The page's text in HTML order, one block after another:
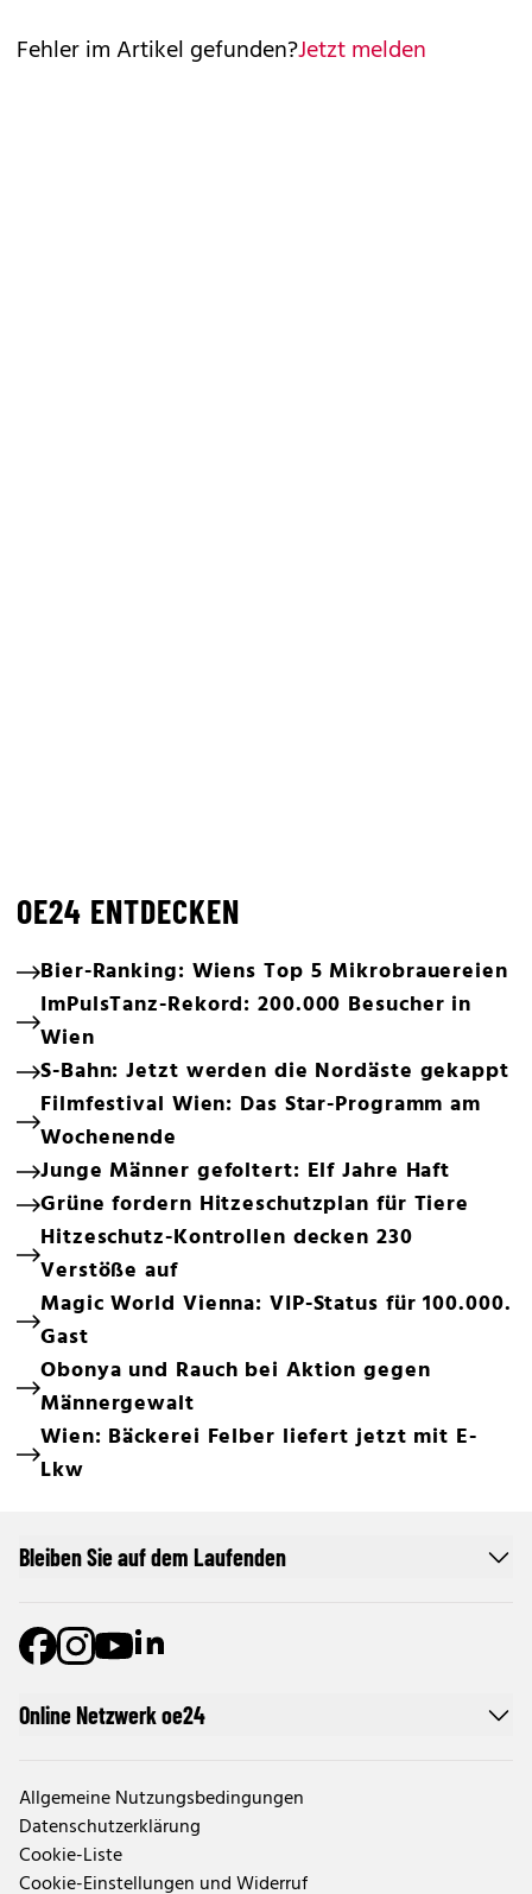
Fehler im Artikel gefunden?Jetzt melden
OE24 ENTDECKEN
Bier-Ranking: Wiens Top 5 Mikrobrauereien
ImPulsTanz-Rekord: 200.000 Besucher in
Wien
S-Bahn: Jetzt werden die Nordäste gekappt
Filmfestival Wien: Das Star-Programm am
Wochenende
Junge Männer gefoltert: Elf Jahre Haft
Grüne fordern Hitzeschutzplan für Tiere
Hitzeschutz-Kontrollen decken 230
Verstöße auf
Magic World Vienna: VIP-Status für 100.000.
Gast
Obonya und Rauch bei Aktion gegen
Männergewalt
Wien: Bäckerei Felber liefert jetzt mit E-
Lkw
Online Netzwerk oe24
Allgemeine Nutzungsbedingungen
Datenschutzerklärung
Cookie-Liste
Cookie-Einstellungen und Widerruf
Bleiben Sie auf dem Laufenden